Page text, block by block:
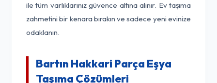
ile tüm varlıklarınız güvence altına alınır. Ev taşıma
zahmetini bir kenara bırakın ve sadece yeni evinize
odaklanın.
Bartın Hakkari Parça Eşya
Taşıma Çözümleri